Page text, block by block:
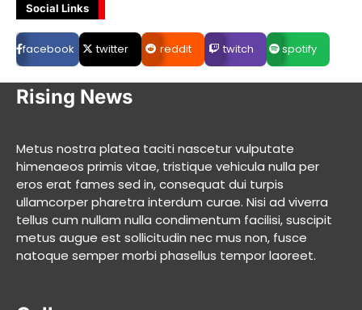
Social Links
facebook twitter reddit twitch spotify
Rising News
Metus nostra platea taciti nascetur vulputate
himenaeos primis vitae, tristique vehicula nulla per
eros erat fames sed in, consequat dui turpis
ullamcorper pharetra interdum curae. Nisi ad viverra
tellus cum nullam nulla condimentum facilisi, suscipit
metus augue est sollicitudin nec mus non, fusce
natoque semper morbi phasellus tempor laoreet.